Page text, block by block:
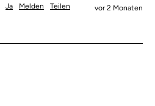
Ja Melden Teilen vor 2 Monaten